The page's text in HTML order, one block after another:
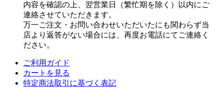
内容を確認の上、翌営業日（繁忙期を除く）以内にご
連絡させていただきます。
万一ご注文・お問い合わせいただいたにも関わらず当
店より返答がない場合には、再度お電話にてご連絡く
ださい。
ご利用ガイド
カートを見る
特定商法取引に基づく表記